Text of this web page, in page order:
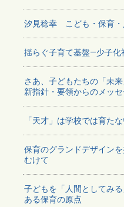
汐見稔幸 こども・保育・
揺らぐ子育て基盤―少子化
さあ、子どもたちの「未
新指針・要領からのメッ
「天才」は学校では育た
保育のグランドデザイン
むけて
子どもを「人間としてみ
ある保育の原点